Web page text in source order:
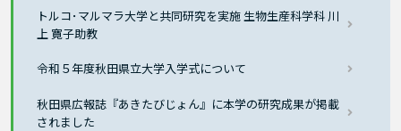
トルコ･マルマラ大学と共同研究を実施 生物生産科学科 川
上 寛子助教
令和５年度秋田県立大学入学式について
秋田県広報誌『あきたびじょん』に本学の研究成果が掲載
されました